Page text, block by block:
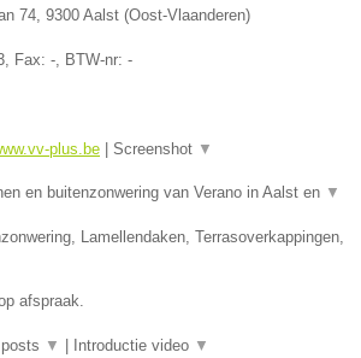
74, 9300 Aalst (Oost-Vlaanderen)
, Fax: -, BTW-nr: -
plus.be Screenshot ▼
en buitenzonwering van Verano in Aalst en ▼
Lamellendaken, Terrasoverkappingen,
afspraak.
▼ Introductie video ▼